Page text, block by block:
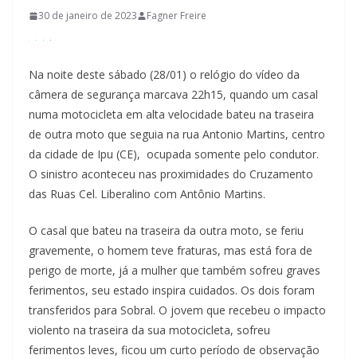
30 de janeiro de 2023 Fagner Freire
Na noite deste sábado (28/01) o relógio do vídeo da
câmera de segurança marcava 22h15, quando um casal
numa motocicleta em alta velocidade bateu na traseira
de outra moto que seguia na rua Antonio Martins, centro
da cidade de Ipu (CE), ocupada somente pelo condutor.
O sinistro aconteceu nas proximidades do Cruzamento
das Ruas Cel. Liberalino com Antônio Martins.
O casal que bateu na traseira da outra moto, se feriu
gravemente, o homem teve fraturas, mas está fora de
perigo de morte, já a mulher que também sofreu graves
ferimentos, seu estado inspira cuidados. Os dois foram
transferidos para Sobral. O jovem que recebeu o impacto
violento na traseira da sua motocicleta, sofreu
ferimentos leves, ficou um curto período de observação